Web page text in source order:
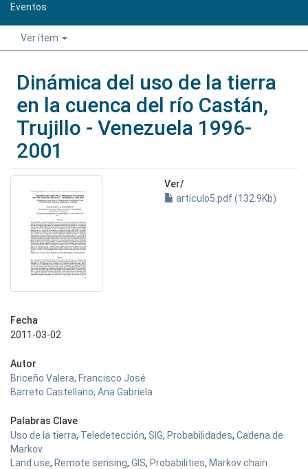
Eventos
Ver ítem
Dinámica del uso de la tierra
en la cuenca del río Castán,
Trujillo - Venezuela 1996-
2001
Ver/
articulo5.pdf (132.9Kb)
Fecha
2011-03-02
Autor
Briceño Valera, Francisco José
Barreto Castellano, Ana Gabriela
Palabras Clave
Uso de la tierra, Teledetección, SIG, Probabilidades, Cadena de
Markov
Land use, Remote sensing, GIS, Probabilities, Markov chain